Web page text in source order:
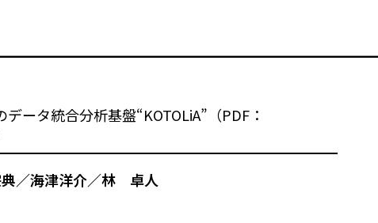
データ統合分析基盤“KOTOLiA”（PDF：
／海津洋介／林 卓人